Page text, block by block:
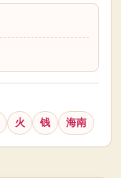
火 钱 海南